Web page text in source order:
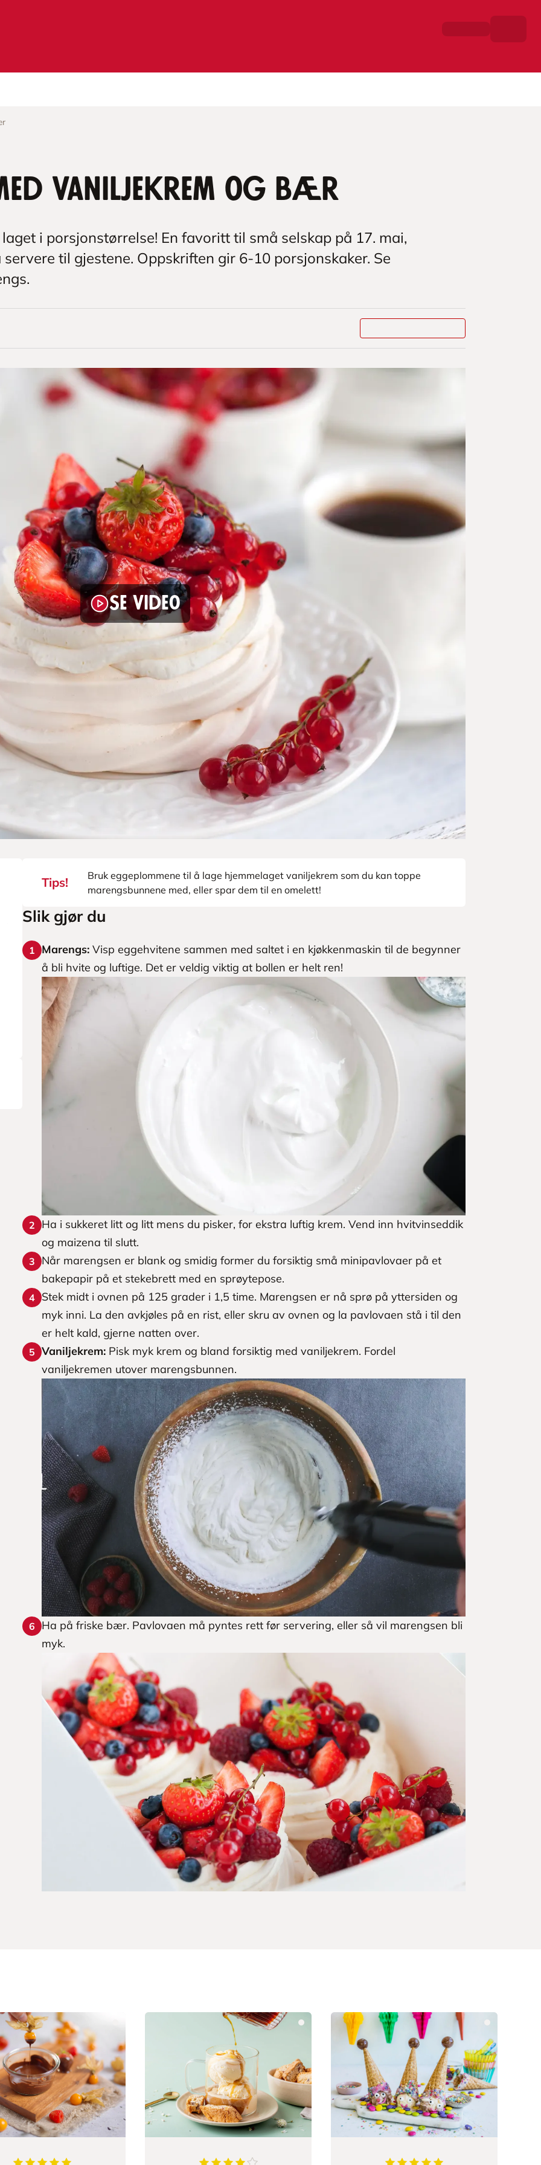
vaniljekrem og bær
i porsjonstørrelse! En favoritt til små selskap på 17. mai,
til gjestene. Oppskriften gir 6-10 porsjonskaker. Se
Se video
Tips!
Bruk eggeplommene til å lage hjemmelaget vaniljekrem som du kan toppe
marengsbunnene med, eller spar dem til en omelett!
Slik gjør du
1 Marengs: Visp eggehvitene sammen med saltet i en kjøkkenmaskin til de begynner
å bli hvite og luftige. Det er veldig viktig at bollen er helt ren!
2
Ha i sukkeret litt og litt mens du pisker, for ekstra luftig krem. Vend inn hvitvinseddik
og maizena til slutt.
3
Når marengsen er blank og smidig former du forsiktig små minipavlovaer på et
bakepapir på et stekebrett med en sprøytepose.
4 Stek midt i ovnen på 125 grader i 1,5 time. Marengsen er nå sprø på yttersiden og
myk inni. La den avkjøles på en rist, eller skru av ovnen og la pavlovaen stå i til den
er helt kald, gjerne natten over.
5 Vaniljekrem: Pisk myk krem og bland forsiktig med vaniljekrem. Fordel
vaniljekremen utover marengsbunnen.
6
Ha på friske bær. Pavlovaen må pyntes rett før servering, eller så vil marengsen bli
myk.